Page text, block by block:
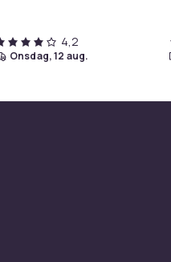
4,2
onsdag, 12 aug.